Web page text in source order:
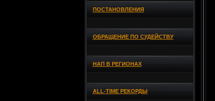
ПОСТАНОВЛЕНИЯ
ОБРАЩЕНИЕ ПО СУДЕЙСТВУ
НАП В РЕГИОНАХ
ALL-TIME РЕКОРДЫ